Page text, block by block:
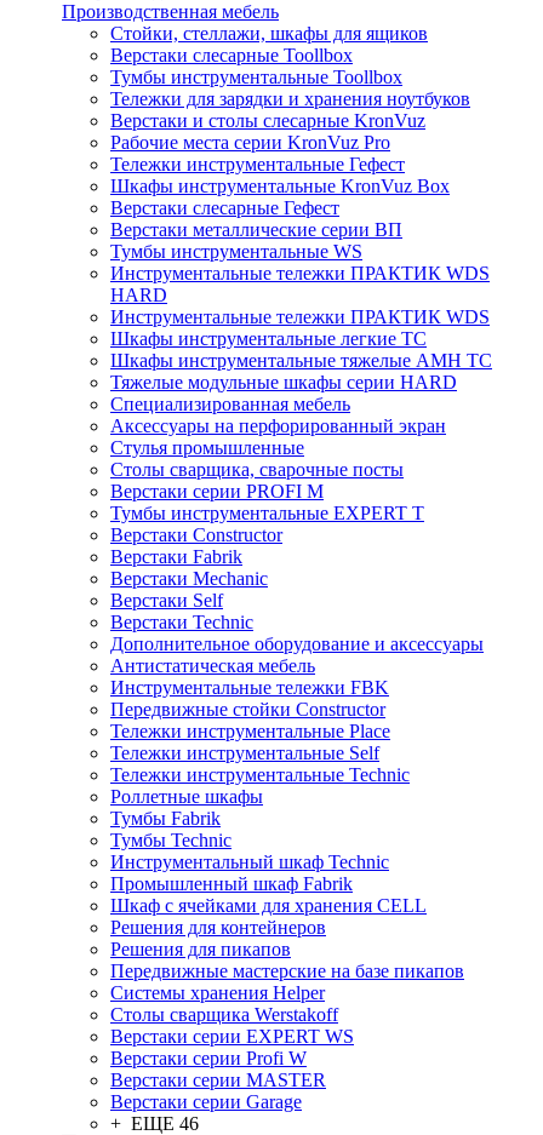
Производственная мебель
Стойки, стеллажи, шкафы для ящиков
Верстаки слесарные Toollbox
Тумбы инструментальные Toollbox
Тележки для зарядки и хранения ноутбуков
Верстаки и столы слесарные KronVuz
Рабочие места серии KronVuz Pro
Тележки инструментальные Гефест
Шкафы инструментальные KronVuz Box
Верстаки слесарные Гефест
Верстаки металлические серии ВП
Тумбы инструментальные WS
Инструментальные тележки ПРАКТИК WDS
HARD
Инструментальные тележки ПРАКТИК WDS
Шкафы инструментальные легкие ТС
Шкафы инструментальные тяжелые AMH TC
Тяжелые модульные шкафы серии HARD
Cпециализированная мебель
Аксессуары на перфорированный экран
Стулья промышленные
Столы сварщика, сварочные посты
Верстаки серии PROFI M
Тумбы инструментальные EXPERT T
Верстаки Constructor
Верстаки Fabrik
Верстаки Mechanic
Верстаки Self
Верстаки Technic
Дополнительное оборудование и аксессуары
Антистатическая мебель
Инструментальные тележки FBK
Передвижные стойки Constructor
Тележки инструментальные Place
Тележки инструментальные Self
Тележки инструментальные Technic
Роллетные шкафы
Тумбы Fabrik
Тумбы Technic
Инструментальный шкаф Technic
Промышленный шкаф Fabrik
Шкаф с ячейками для хранения CELL
Решения для контейнеров
Решения для пикапов
Передвижные мастерские на базе пикапов
Системы хранения Helper
Столы сварщика Werstakoff
Верстаки серии EXPERT WS
Верстаки серии Profi W
Верстаки серии MASTER
Верстаки серии Garage
+ ЕЩЕ 46